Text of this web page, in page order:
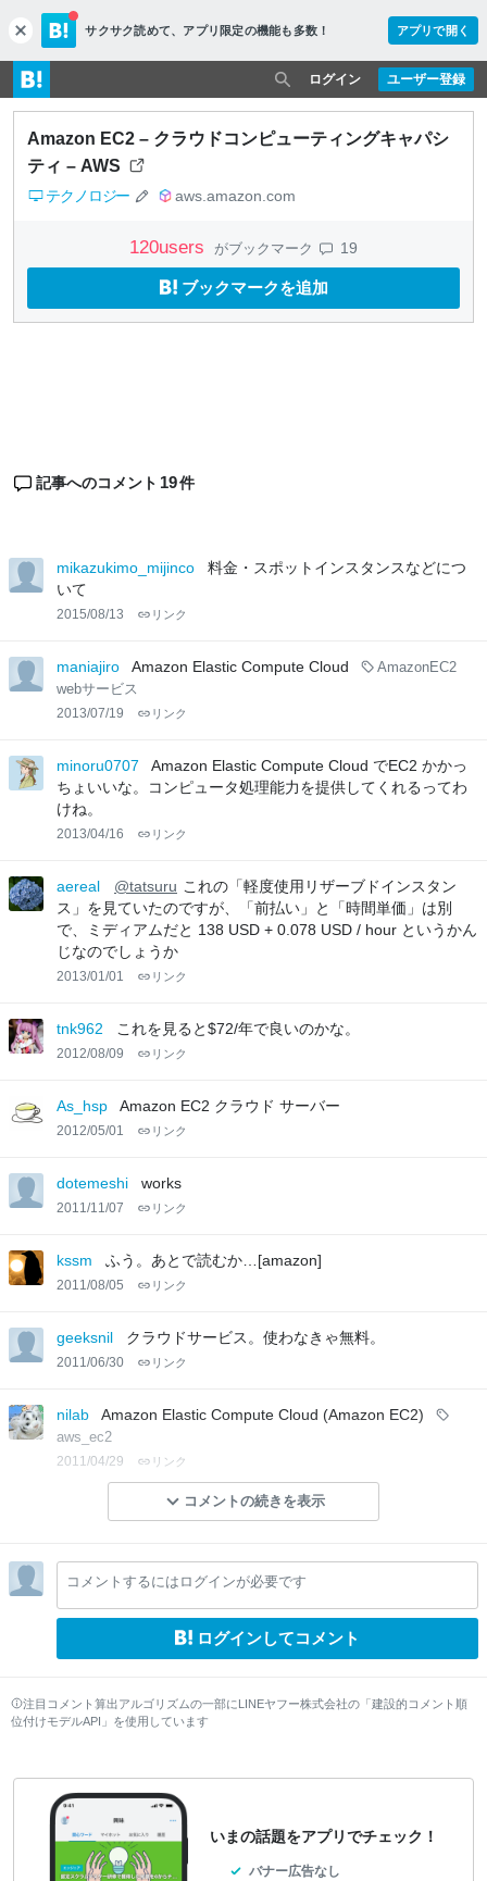
c
l
o
s
e
サクサク読めて、 アプリ限定の機能も多数！ アプリで開く
ユーザー登録
ログイン
Amazon EC2 – クラウドコンピューティングキャパシ
ティ – AWS
テクノロジー aws.amazon.com
120users がブックマーク 19
ブックマークを追加
記事へのコメント 19件
mikazukimo_mijinco
料金・スポットインスタンスなどにつ
いて
2015/08/13 リンク
maniajiro Amazon Elastic Compute Cloud
AmazonEC2
webサービス
2013/07/19 リンク
minoru0707
Amazon Elastic Compute Cloud でEC2 かかっ
ちょいいな。コンピュータ処理能力を提供してくれるってわ
けね。
2013/04/16 リンク
aereal @tatsuru これの「軽度使用リザーブドインスタン
ス」を見ていたのですが、「前払い」と「時間単価」は別
で、ミディアムだと 138 USD + 0.078 USD / hour というかん
じなのでしょうか
2013/01/01 リンク
tnk962 これを見ると$72/年で良いのかな。
2012/08/09 リンク
As_hsp Amazon EC2 クラウド サーバー
2012/05/01 リンク
dotemeshi works
2011/11/07 リンク
kssm ふう。あとで読むか…[amazon]
2011/08/05 リンク
geeksnil クラウドサービス。使わなきゃ無料。
2011/06/30 リンク
nilab Amazon Elastic Compute Cloud (Amazon EC2)
aws_ec2
2011/04/29 リンク
コメントの続きを表示
コメントするにはログインが必要です
ログインしてコメント
注目コメント算出アルゴリズムの一部にLINEヤフー株式会社の「建設的コメント順
位付けモデルAPI」を使用しています
いまの話題をアプリでチェック！
バナー広告なし